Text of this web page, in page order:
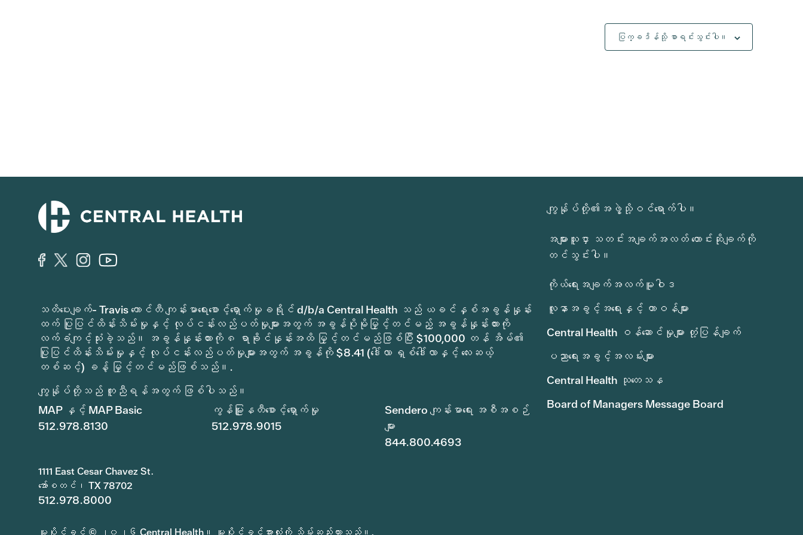
ပြက္ခဒိန်သို့ စာရင်းသွင်းပါ။
သတိပေးချက်- Travis ကောင်တီ ကျန်းမာရေးစောင့်ရှောက်မှုခရိုင် d/b/a Central Health သည် ယခင်နှစ်အခွန်နှုန်း
ထက် ပြုပြင်ထိန်းသိမ်းမှုနှင့် လုပ်ငန်းလည်ပတ်မှုများအတွက် အခွန်ပိုမိုမြှင့်တင်မည့် အခွန်နှုန်းထားကို
လက်ခံကျင့်သုံးခဲ့သည်။ အခွန်နှုန်းထားကို ၈ ရာခိုင်နှုန်းအထိ မြှင့်တင်မည်ဖြစ်ပြီး $100,000 တန် အိမ်၏
ပြုပြင်ထိန်းသိမ်းမှုနှင့် လုပ်ငန်းလည်ပတ်မှုများအတွက် အခွန်ကို $8.41 (ဒေါ်လာ ရှစ်ဒေါ်လာနှင့် လေးဆယ့်
တစ်ဆင့်) ခန့် မြှင့်တင်မည်ဖြစ်သည်။.
ကျွန်ုပ်တို့သည် ကူညီရန်အတွက် ဖြစ်ပါသည်။
MAP နှင့် MAP Basic
512.978.8130
ကွန်မြူနတီစောင့်ရှောက်မှု
512.978.9015
Sendero ကျန်းမာရေး အစီအစဉ်
များ
844.800.4693
1111 East Cesar Chavez St.
အော်စတင်၊ TX 78702
512.978.8000
မူပိုင်ခွင့် © ၂၀၂၆ Central Health။ မူပိုင်ခွင့်အားလုံးကို သိမ်းဆည်းထားသည်။.
ကျွန်ုပ်တို့၏အဖွဲ့သို့ဝင်ရောက်ပါ။
အများသူငှာ သတင်းအချက်အလတ် တောင်းဆိုချက်ကို
တင်သွင်းပါ။
ကိုယ်ရေးအချက်အလက်မူဝါဒ
လူနာအခွင့်အရေးနှင့် တာဝန်များ
Central Health ဝန်ဆောင်မှုများ တုံ့ပြန်ချက်
ပညာရေးအခွင့်အလမ်းများ
Central Health သုတေသန
Board of Managers Message Board